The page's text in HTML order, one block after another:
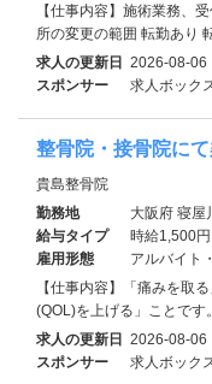
【仕事内容】施術業務、
所の変更の範囲 転勤あり
求人の更新日 2026-08-06
スポンサー
求人ボック
整骨院・接骨院に
貴島整骨院
勤務地
大阪府 寝屋
給与タイプ
時給1,500
雇用形態
アルバイト
【仕事内容】「痛みを取
(QOL)を上げる」ことです
求人の更新日 2026-08-06
スポンサー
求人ボック